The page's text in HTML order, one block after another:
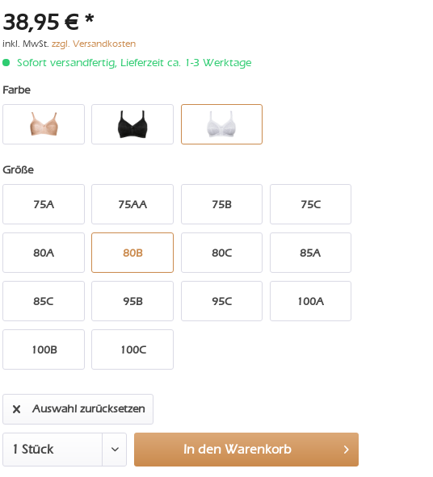
38,95 € *
inkl. MwSt.zzgl. Versandkosten
Sofort versandfertig, Lieferzeit ca. 1-3 Werktage
Farbe
Größe
75A 75AA 75B 75C
80A 80B 80C 85A
85C 95B 95C 100A
100B 100C
Auswahl zurücksetzen
In den Warenkorb